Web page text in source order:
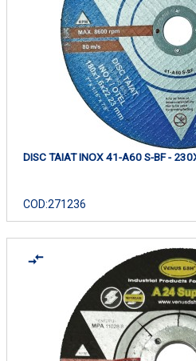
DISC TAIAT INOX 41-A60 S-BF -
COD:271236